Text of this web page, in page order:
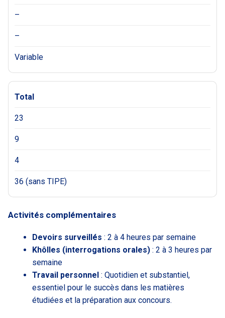
–
–
Variable
Total
23
9
4
36 (sans TIPE)
Activités complémentaires
Devoirs surveillés : 2 à 4 heures par semaine
Khôlles (interrogations orales) : 2 à 3 heures par
semaine
Travail personnel : Quotidien et substantiel,
essentiel pour le succès dans les matières
étudiées et la préparation aux concours.